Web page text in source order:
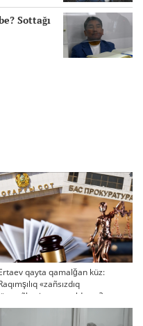
Sottağı
qayta qamalğan küz:
«zañsızdıq
aynaldı ma?